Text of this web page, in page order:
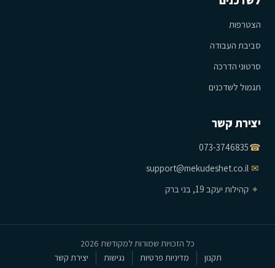
הצטרפות
סביבת העבודה
סרטוני הדרכה
תגמול לשדכנים
יצירת קשר
☎
073-3746835
✉
support@mekudeshet.co.il
⌖ קהילות יעקב 19, בני ברק
כל הזכויות שמורות למקודשת 2026
תקנון
מדיניות פרטיות נגישות יצירת קשר